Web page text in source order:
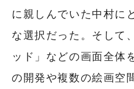
に親しんでいた中村に
な選択だった。そして
ッド」などの画面全体
の開発や複数の絵画空